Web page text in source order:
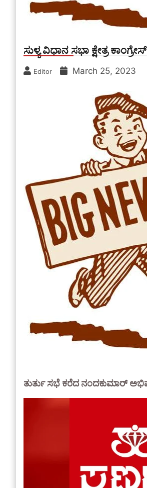
ಸುಳ್ಯ ವಿಧಾನ ಸಭಾ ಕ್ಷೇತ್ರ
Editor March 25, 2023
ತುರ್ತು ಸಭೆ ಕರೆದ ನಂದಕುಮಾರ್